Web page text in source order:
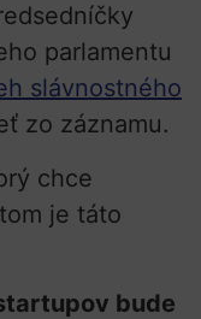
parlamentu
slávnostného
zo záznamu.
chce
je táto
bude